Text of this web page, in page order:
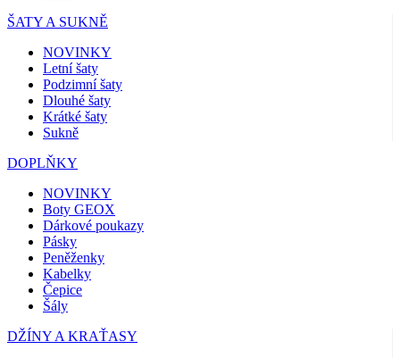
ŠATY A SUKNĚ
NOVINKY
Letní šaty
Podzimní šaty
Dlouhé šaty
Krátké šaty
Sukně
DOPLŇKY
NOVINKY
Boty GEOX
Dárkové poukazy
Pásky
Peněženky
Kabelky
Čepice
Šály
DŽÍNY A KRAŤASY